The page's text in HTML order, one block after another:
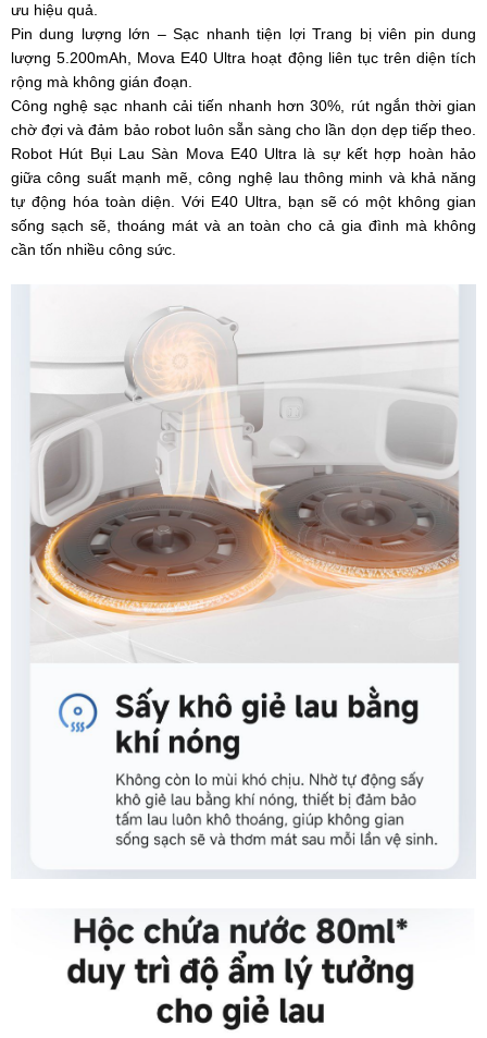
ưu hiệu quả.
Pin dung lượng lớn – Sạc nhanh tiện lợi Trang bị viên pin dung
lượng 5.200mAh, Mova E40 Ultra hoạt động liên tục trên diện tích
rộng mà không gián đoạn.
Công nghệ sạc nhanh cải tiến nhanh hơn 30%, rút ngắn thời gian
chờ đợi và đảm bảo robot luôn sẵn sàng cho lần dọn dẹp tiếp theo.
Robot Hút Bụi Lau Sàn Mova E40 Ultra là sự kết hợp hoàn hảo
giữa công suất mạnh mẽ, công nghệ lau thông minh và khả năng
tự động hóa toàn diện. Với E40 Ultra, bạn sẽ có một không gian
sống sạch sẽ, thoáng mát và an toàn cho cả gia đình mà không
cần tốn nhiều công sức.